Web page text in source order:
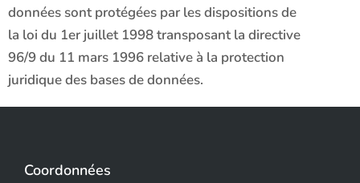
données sont protégées par les dispositions de
la loi du 1er juillet 1998 transposant la directive
96/9 du 11 mars 1996 relative à la protection
juridique des bases de données.
Coordonnées